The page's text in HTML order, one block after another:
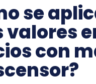
se
valores
con